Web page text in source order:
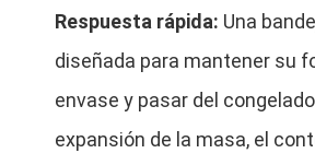
Respuesta rápida: Una
diseñada para mantener su
envase y pasar del
expansión de la masa, el